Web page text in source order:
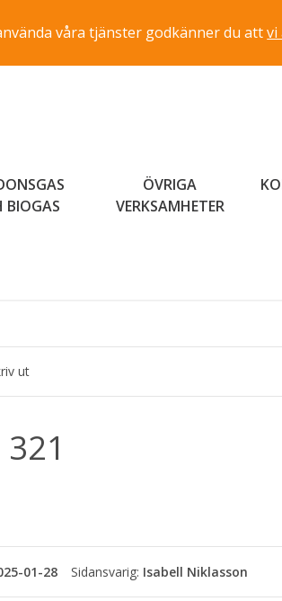
våra tjänster godkänner du attvi
BIOGAS
ÖVRIGA
VERKSAMHETER
ut
01-28 Isabell Niklasson